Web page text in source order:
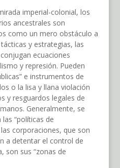
imperial-colonial, los
ancestrales son
como un mero obstáculo a
y estrategias, las
ecuaciones
y represión. Pueden
e instrumentos de
o la lisa y llana violación
y resguardos legales de
Generalmente, se
“políticas de
corporaciones, que son
detentar el control de
son sus “zonas de